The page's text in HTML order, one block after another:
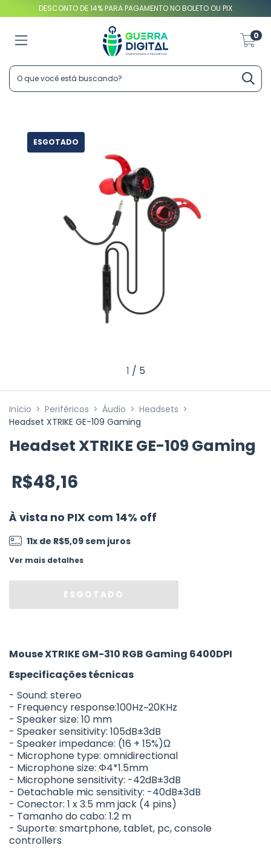
DESCONTO DE 14% PARA PAGAMENTO NO BOLETO OU PIX
0
ESGOTADO
1 / 5
Início > Periféricos > Áudio > Headsets >
Headset XTRIKE GE-109 Gaming
Headset XTRIKE GE-109 Gaming
R$48,16
À vista no PIX com 14% off
11x de R$5,09sem juros
Ver mais detalhes
Mouse XTRIKE GM-310 RGB Gaming 6400DPI
Especificações técnicas
- Sound: stereo
- Frequency response:100Hz~20KHz
- Speaker size: 10 mm
- Speaker sensitivity: 105dB±3dB
- Speaker impedance: (16 + 15%)Ω
- Microphone type: omnidirectional
- Microphone size: Φ4*1.5mm
- Microphone sensitivity: -42dB±3dB
- Detachable mic sensitivity: -40dB±3dB
- Conector: 1 x 3.5 mm jack (4 pins)
- Tamanho do cabo: 1.2 m
- Suporte: smartphone, tablet, pc, console
controllers